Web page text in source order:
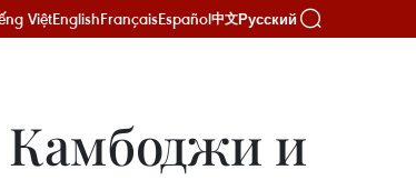
ViệtEnglishFrançaisEspañol中文Русский
Камбоджи и